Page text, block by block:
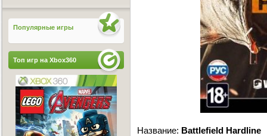
Название: Battlefield Hardline
Популярные игры
Топ игр на Xbox360